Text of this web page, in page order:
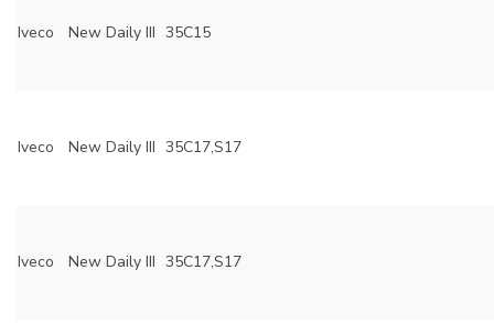
Iveco New Daily III 35C15
Iveco New Daily III 35C17,S17
Iveco New Daily III 35C17,S17